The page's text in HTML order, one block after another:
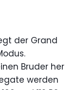
der Grand
Bruder her
werden